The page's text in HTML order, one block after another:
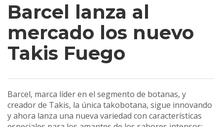
Barcel lanza al
mercado los nuevo
Takis Fuego
Barcel, marca líder en el segmento de botanas, y
creador de Takis, la única takobotana, sigue innovando
y ahora lanza una nueva variedad con características